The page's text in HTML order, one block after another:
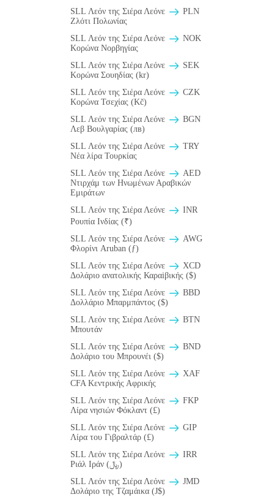
SLL Λεόν της Σιέρα Λεόνε
PLN
Ζλότι Πολωνίας
SLL Λεόν της Σιέρα Λεόνε
NOK
Κορώνα Νορβηγίας
SLL Λεόν της Σιέρα Λεόνε
SEK
Κορώνα Σουηδίας (kr)
SLL Λεόν της Σιέρα Λεόνε
CZK
Κορώνα Τσεχίας (Kč)
SLL Λεόν της Σιέρα Λεόνε
BGN
Λεβ Βουλγαρίας (лв)
SLL Λεόν της Σιέρα Λεόνε
TRY
Νέα λίρα Τουρκίας
SLL Λεόν της Σιέρα Λεόνε
AED
Ντιρχάμ των Ηνωμένων Αραβικών
Εμιράτων
SLL Λεόν της Σιέρα Λεόνε
INR
Ρουπία Ινδίας (₹)
SLL Λεόν της Σιέρα Λεόνε
AWG
Φλορίνι Aruban (ƒ)
SLL Λεόν της Σιέρα Λεόνε
XCD
Δολάριο ανατολικής Καραiβικής ($)
SLL Λεόν της Σιέρα Λεόνε
BBD
Δολλάριο Μπαρμπάντος ($)
SLL Λεόν της Σιέρα Λεόνε
BTN
Μπουτάν
SLL Λεόν της Σιέρα Λεόνε
BND
Δολάριο του Μπρουνέι ($)
SLL Λεόν της Σιέρα Λεόνε
XAF
CFA Κεντρικής Αφρικής
SLL Λεόν της Σιέρα Λεόνε
FKP
Λίρα νησιών Φόκλαντ (£)
SLL Λεόν της Σιέρα Λεόνε
GIP
Λίρα του Γιβραλτάρ (£)
SLL Λεόν της Σιέρα Λεόνε
IRR
Ριάλ Ιράν (﷼)
SLL Λεόν της Σιέρα Λεόνε
JMD
Δολάριο της Τζαμάικα (J$)